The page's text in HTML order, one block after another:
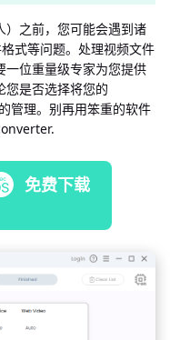
）之前，您可能会遇到诸
式等问题。处理视频文件
一位重量级专家为您提供
您是否选择将您的
管理。别再用笨重的软件
免费下载